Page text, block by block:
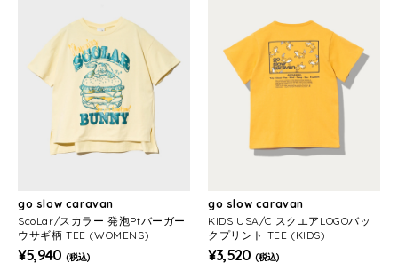
go slow caravan
ScoLar/スカラー 発泡Ptバーガー
ウサギ柄 TEE (WOMENS)
¥5,940 (税込)
go slow caravan
KIDS USA/C スクエアLOGOバッ
クプリント TEE (KIDS)
¥3,520 (税込)